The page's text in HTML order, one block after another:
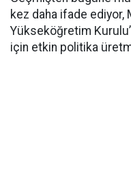
kez daha ifade ediyor,
Yükseköğretim
için etkin politika